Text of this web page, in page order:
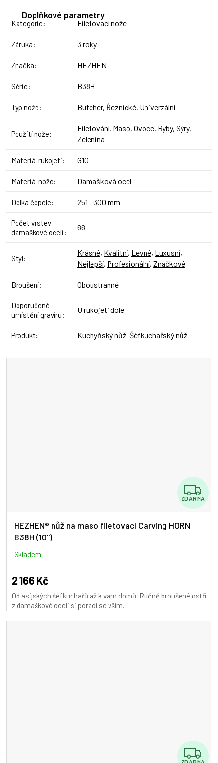
Doplňkové parametry
Kategorie: Filetovací nože
Záruka: 3 roky
Značka: HEZHEN
Série: B38H
Typ nože: Butcher, Řeznické, Univerzální
Použití nože:
Filetování, Maso, Ovoce, Ryby, Sýry,
Zelenina
Materiál rukojeti: G10
Materiál nože: Damašková ocel
Délka čepele: 251 - 300 mm
Počet vrstev
damaškové oceli:
66
Styl:
Krásné, Kvalitní, Levné, Luxusní,
Nejlepší, Profesionální, Značkové
Broušení: Oboustranné
Doporučené
umístění gravíru:
U rukojeti dole
Produkt: Kuchyňský nůž, Šéfkuchařský nůž
Z
D
ZDARMA
HEZHEN® nůž na maso filetovací Carving HORN
B38H (10")
Skladem
2 166 Kč
Od asijských šéfkuchařů až k vám domů. Ručně broušené ostří
z damaškové oceli si poradí se vším.
Z